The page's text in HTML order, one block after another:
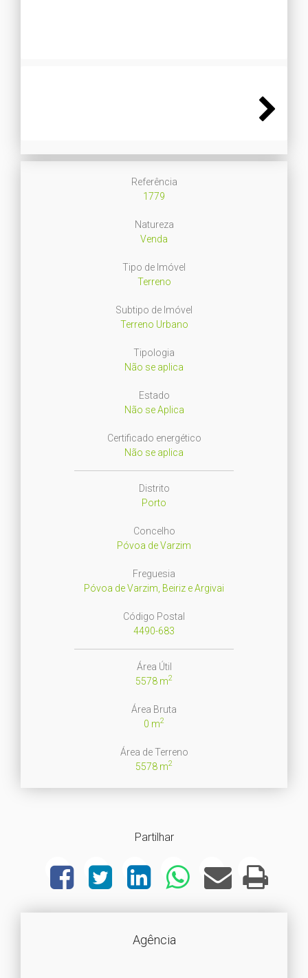
Referência
1779
Natureza
Venda
Tipo de Imóvel
Terreno
Subtipo de Imóvel
Terreno Urbano
Tipologia
Não se aplica
Estado
Não se Aplica
Certificado energético
Não se aplica
Distrito
Porto
Concelho
Póvoa de Varzim
Freguesia
Póvoa de Varzim, Beiriz e Argivai
Código Postal
4490-683
Área Útil
5578 m2
Área Bruta
0 m2
Área de Terreno
5578 m2
Partilhar
Agência